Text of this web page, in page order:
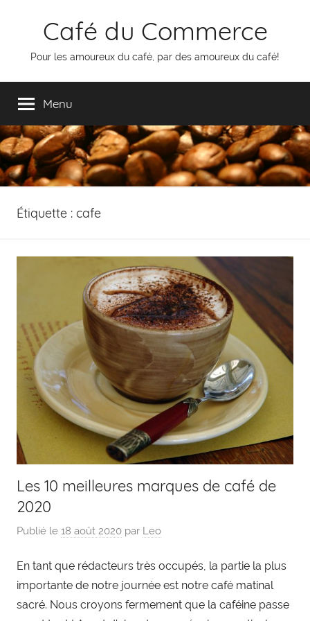
Café du Commerce
Pour les amoureux du café, par des amoureux du café!
Menu
Étiquette : cafe
Les 10 meilleures marques de café de
2020
Publié le 18 août 2020 par Leo
En tant que rédacteurs très occupés, la partie la plus
importante de notre journée est notre café matinal
sacré. Nous croyons fermement que la caféine passe